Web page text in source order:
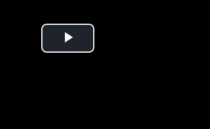
Play